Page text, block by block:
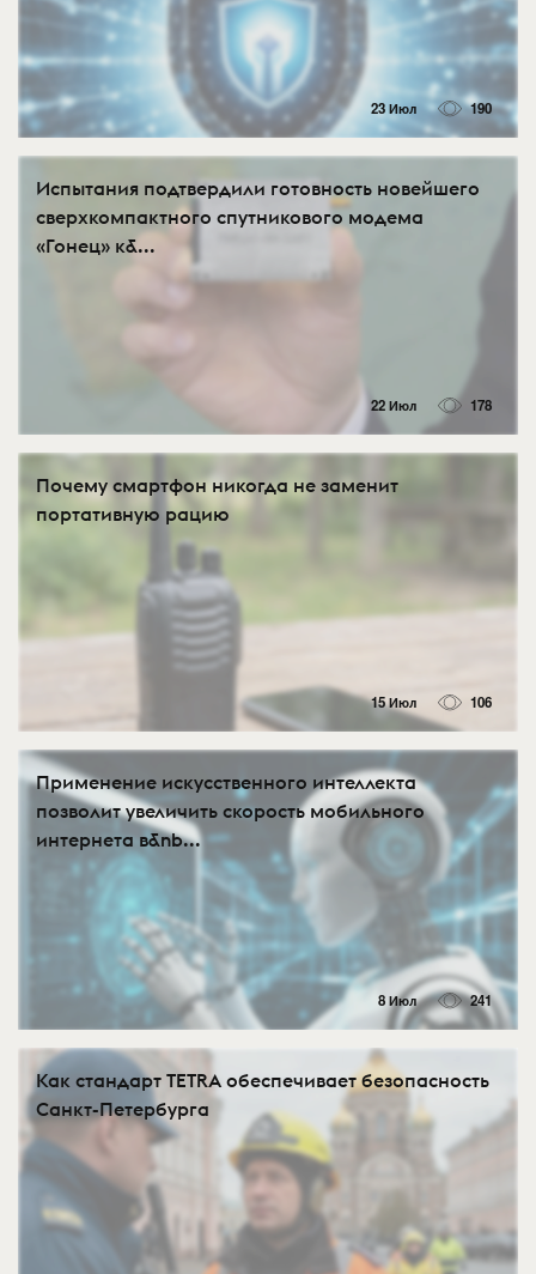
23 Июл 190
Испытания подтвердили готовность новейшего
сверхкомпактного спутникового модема
«Гонец» к&...
22 Июл 178
Почему смартфон никогда не заменит
портативную рацию
15 Июл 106
Применение искусственного интеллекта
позволит увеличить скорость мобильного
интернета в&nb...
8 Июл 241
Как стандарт TETRA обеспечивает безопасность
Санкт-Петербурга